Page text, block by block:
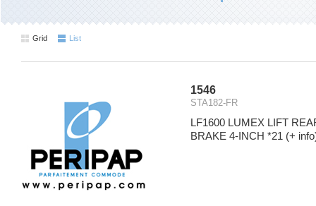
Grid List
1546
STA182-FR
LF1600 LUMEX LIFT
BRAKE 4-INCH *21 (+